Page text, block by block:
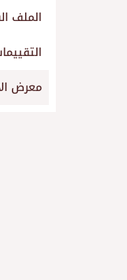
الملف
معرض